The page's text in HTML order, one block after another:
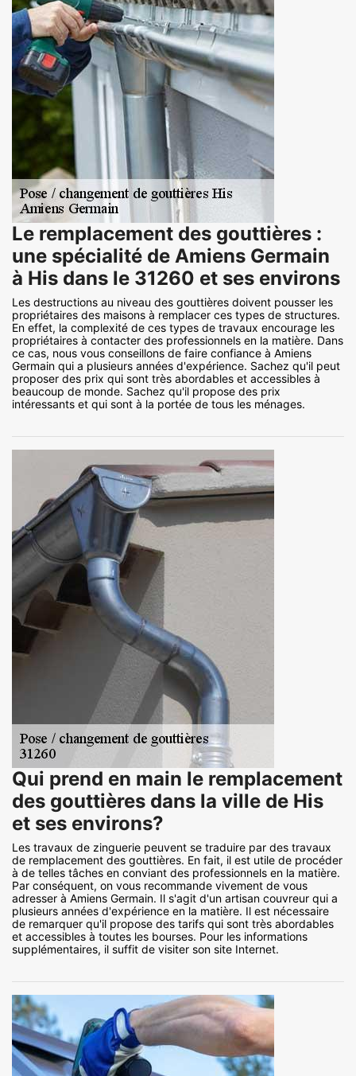
Le remplacement des gouttières :
une spécialité de Amiens Germain
à His dans le 31260 et ses environs
Les destructions au niveau des gouttières doivent pousser les
propriétaires des maisons à remplacer ces types de structures.
En effet, la complexité de ces types de travaux encourage les
propriétaires à contacter des professionnels en la matière. Dans
ce cas, nous vous conseillons de faire confiance à Amiens
Germain qui a plusieurs années d'expérience. Sachez qu'il peut
proposer des prix qui sont très abordables et accessibles à
beaucoup de monde. Sachez qu'il propose des prix
intéressants et qui sont à la portée de tous les ménages.
Qui prend en main le remplacement
des gouttières dans la ville de His
et ses environs?
Les travaux de zinguerie peuvent se traduire par des travaux
de remplacement des gouttières. En fait, il est utile de procéder
à de telles tâches en conviant des professionnels en la matière.
Par conséquent, on vous recommande vivement de vous
adresser à Amiens Germain. Il s'agit d'un artisan couvreur qui a
plusieurs années d'expérience en la matière. Il est nécessaire
de remarquer qu'il propose des tarifs qui sont très abordables
et accessibles à toutes les bourses. Pour les informations
supplémentaires, il suffit de visiter son site Internet.